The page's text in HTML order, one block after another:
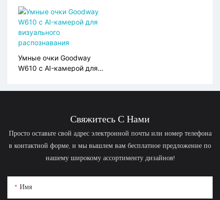
ритма, поддержка SIM
-карты S10
Умные очки Goodway
W610 с AI-камерой для
Свяжитесь С Нами
Просто оставьте свой адрес электронной почты или номер телефона
в контактной форме, и мы вышлем вам бесплатное предложение по
нашему широкому ассортименту дизайнов!
Имя